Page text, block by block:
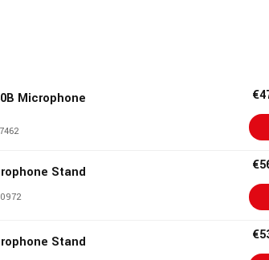
König & Meyer on hienostuneiden
ja kestävyydestään - tekijöinä on 270 työlleen
kahdessa eri tehtaassa Saksassa yli 1500 eri
ovat eläviä klassikoita ja musiikkiammattilaisten
Microphone
Stand
Stand